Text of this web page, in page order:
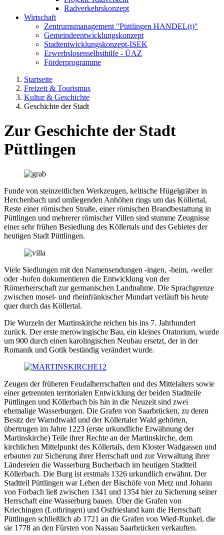
Radverkehrskonzept
Wirtschaft
Zentrumsmanagement "Püttlingen HANDEL(t)"
Gemeindeentwicklungskonzept
Stadtentwicklungskonzept-ISEK
Erwerbslosenselbsthilfe - ÜAZ
Förderprogramme
Startseite
Freizeit & Tourismus
Kultur & Geschichte
Geschichte der Stadt
Zur Geschichte der Stadt
Püttlingen
Funde von steinzeitlichen Werkzeugen, keltische Hügelgräber in
Herchenbach und umliegenden Anhöhen rings um das Köllertal,
Reste einer römischen Straße, einer römischen Brandbestattung in
Püttlingen und mehrerer römischer Villen sind stumme Zeugnisse
einer sehr frühen Besiedlung des Köllertals und des Gebietes der
heutigen Stadt Püttlingen.
Viele Siedlungen mit den Namensendungen -ingen, -heim, -weiler
oder -hofen dokumentieren die Entwicklung von der
Römerherrschaft zur germanischen Landnahme. Die Sprachgrenze
zwischen mosel- und rheinfränkischer Mundart verläuft bis heute
quer durch das Köllertal.
Die Wurzeln der Martinskirche reichen bis ins 7. Jahrhundert
zurück. Der erste merowingische Bau, ein kleines Oratorium, wurde
um 900 durch einen karolingischen Neubau ersetzt, der in der
Romanik und Gotik beständig verändert wurde.
Zeugen der früheren Feudalherrschaften und des Mittelalters sowie
einer getrennten territorialen Entwicklung der beiden Stadtteile
Püttlingen und Köllerbach bis hin in die Neuzeit sind zwei
ehemalige Wasserburgen. Die Grafen von Saarbrücken, zu deren
Besitz der Warndtwald und der Köllertaler Wald gehörten,
übertrugen im Jahre 1223 (erste urkundliche Erwähnung der
Martinskirche) Teile ihrer Rechte an der Martinskirche, dem
kirchlichen Mittelpunkt des Köllertals, dem Kloster Wadgassen und
erbauten zur Sicherung ihrer Herrschaft und zur Verwaltung ihrer
Ländereien die Wasserburg Bucherbach im heutigen Stadtteil
Köllerbach. Die Burg ist erstmals 1326 urkundlich erwähnt. Der
Stadtteil Püttlingen war Lehen der Bischöfe von Metz und Johann
von Forbach ließ zwischen 1341 und 1354 hier zu Sicherung seiner
Herrschaft eine Wasserburg bauen. Über die Grafen von
Kriechingen (Lothringen) und Ostfriesland kam die Herrschaft
Püttlingen schließlich ab 1721 an die Grafen von Wied-Runkel, die
sie 1778 an den Fürsten von Nassau Saarbrücken verkauften.